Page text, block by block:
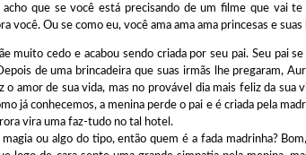
que se você está precisando de um filme que vai te
você. Ou se como eu, você ama ama ama princesas e
muito cedo e acabou sendo criada por seu pai. Seu pai se
de uma brincadeira que suas irmãs lhe pregaram,
amor de sua vida, mas no provável dia mais feliz da sua
já conhecemos, a menina perde o pai e é criada pela
vira uma faz-tudo no tal hotel.
ou algo do tipo, então quem é a fada madrinha?